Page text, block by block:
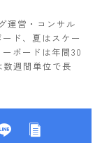
運営・コンサル
ド、夏はスケー
ボードは年間30
週間単位で長